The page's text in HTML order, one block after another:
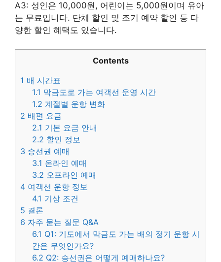
A3: 성인은 10,000원, 어린이는 5,000원이며 유아
는 무료입니다. 단체 할인 및 조기 예약 할인 등 다
양한 할인 혜택도 있습니다.
Contents
1 배 시간표
1.1 막금도로 가는 여객선 운영 시간
1.2 계절별 운항 변화
2 배편 요금
2.1 기본 요금 안내
2.2 할인 정보
3 승선권 예매
3.1 온라인 예매
3.2 오프라인 예매
4 여객선 운항 정보
4.1 기상 조건
5 결론
6 자주 묻는 질문 Q&A
6.1 Q1: 기도에서 막금도 가는 배의 정기 운항 시
간은 무엇인가요?
6.2 Q2: 승선권은 어떻게 예매하나요?